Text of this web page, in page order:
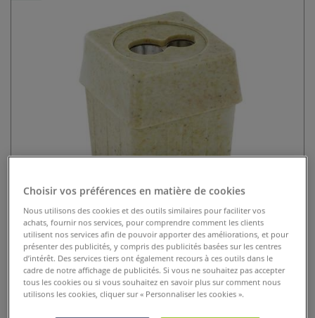
Taille-crayon Biofibre® 228 Kum
Choisir vos préférences en matière de cookies
Nous utilisons des cookies et des outils similaires pour faciliter vos
achats, fournir nos services, pour comprendre comment les clients
utilisent nos services afin de pouvoir apporter des améliorations, et pour
présenter des publicités, y compris des publicités basées sur les centres
d’intérêt. Des services tiers ont également recours à ces outils dans le
cadre de notre affichage de publicités. Si vous ne souhaitez pas accepter
tous les cookies ou si vous souhaitez en savoir plus sur comment nous
utilisons les cookies, cliquer sur « Personnaliser les cookies ».